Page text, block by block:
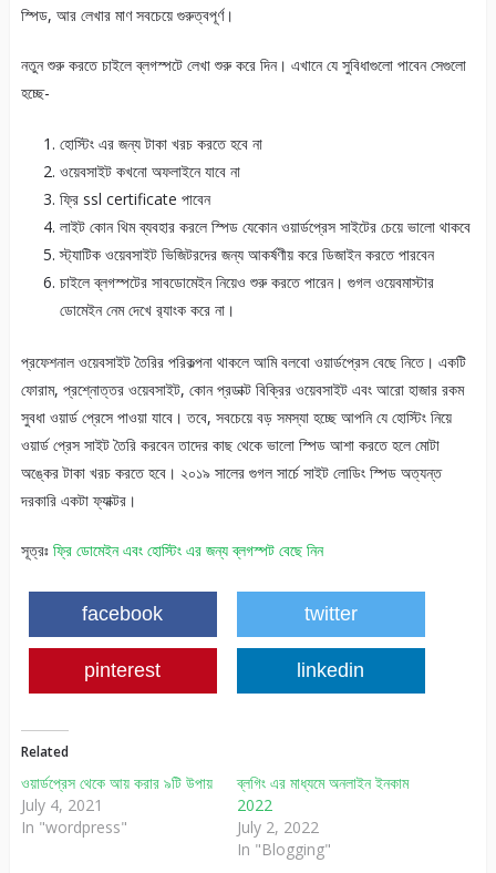
স্পিড, আর লেখার মাণ সবচেয়ে গুরুত্বপূর্ণ।
নতুন শুরু করতে চাইলে ব্লগস্পটে লেখা শুরু করে দিন। এখানে যে সুবিধাগুলো পাবেন সেগুলো
হচ্ছে-
হোস্টিং এর জন্য টাকা খরচ করতে হবে না
ওয়েবসাইট কখনো অফলাইনে যাবে না
ফ্রি ssl certificate পাবেন
লাইট কোন থিম ব্যবহার করলে স্পিড যেকোন ওয়ার্ডপ্রেস সাইটের চেয়ে ভালো থাকবে
স্ট্যাটিক ওয়েবসাইট ভিজিটরদের জন্য আকর্ষণীয় করে ডিজাইন করতে পারবেন
চাইলে ব্লগস্পটের সাবডোমেইন নিয়েও শুরু করতে পারেন। গুগল ওয়েবমাস্টার
ডোমেইন নেম দেখে র‍্যাংক করে না।
প্রফেশনাল ওয়েবসাইট তৈরির পরিকল্পনা থাকলে আমি বলবো ওয়ার্ডপ্রেস বেছে নিতে। একটি
ফোরাম, প্রশ্নোত্তর ওয়েবসাইট, কোন প্রডাক্ট বিক্রির ওয়েবসাইট এবং আরো হাজার রকম
সুবধা ওয়ার্ড প্রেসে পাওয়া যাবে। তবে, সবচেয়ে বড় সমস্যা হচ্ছে আপনি যে হোস্টিং নিয়ে
ওয়ার্ড প্রেস সাইট তৈরি করবেন তাদের কাছ থেকে ভালো স্পিড আশা করতে হলে মোটা
অঙ্কের টাকা খরচ করতে হবে। ২০১৯ সালের গুগল সার্চে সাইট লোডিং স্পিড অত্যন্ত
দরকারি একটা ফ্যাক্টর।
সূত্রঃ ফ্রি ডোমেইন এবং হোস্টিং এর জন্য ব্লগস্পট বেছে নিন
facebook twitter
pinterest linkedin
Related
ওয়ার্ডপ্রেস থেকে আয় করার ৯টি ‍উপায়
July 4, 2021
In "wordpress"
ব্লগিং এর মাধ্যমে অনলাইন ইনকাম
2022
July 2, 2022
In "Blogging"